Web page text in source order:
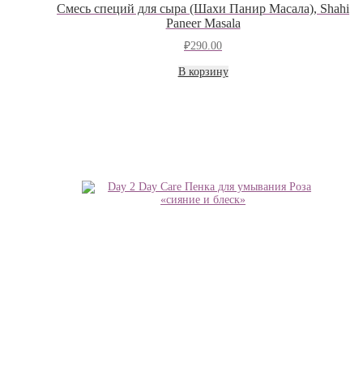
Cмесь специй для сыра (Шахи Панир Масала), Shahi
Paneer Masala
₽290.00
В корзину